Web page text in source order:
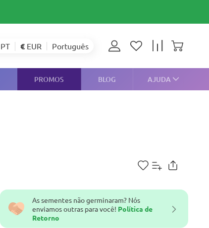
PT € EUR Português
PROMOS BLOG AJUDA
As sementes não germinaram? Nós
enviamos outras para você! Política de
Retorno